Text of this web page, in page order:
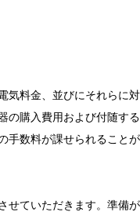
気料金、並びにそれらに
の購入費用および付随す
手数料が課せられるこ
せていただきます。準備